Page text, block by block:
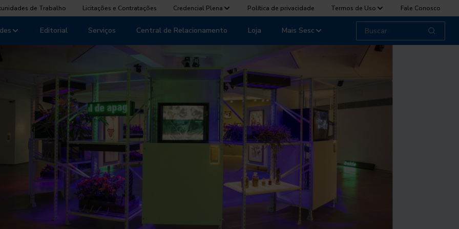
de Trabalho Licitações e Contratações Credencial Plena Política de privacidade Termos de Uso Fale Conosco
Editorial Serviços Central de Relacionamento Loja Mais Sesc